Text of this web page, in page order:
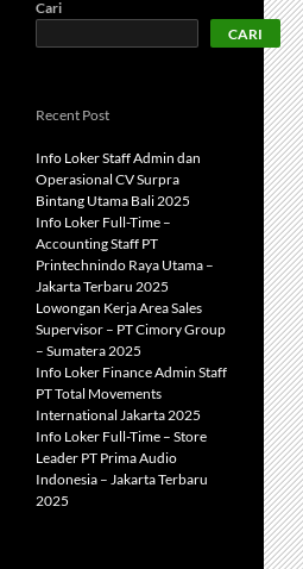
Cari
CARI
Recent Post
Info Loker Staff Admin dan
Operasional CV Surpra
Bintang Utama Bali 2025
Info Loker Full-Time –
Accounting Staff PT
Printechnindo Raya Utama –
Jakarta Terbaru 2025
Lowongan Kerja Area Sales
Supervisor – PT Cimory Group
– Sumatera 2025
Info Loker Finance Admin Staff
PT Total Movements
International Jakarta 2025
Info Loker Full-Time – Store
Leader PT Prima Audio
Indonesia – Jakarta Terbaru
2025